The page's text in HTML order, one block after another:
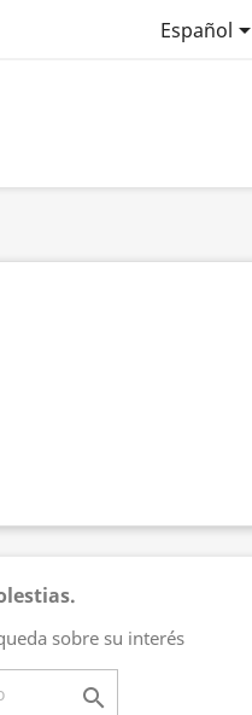
Español
sobre su interés
